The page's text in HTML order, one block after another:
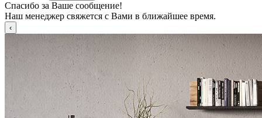
Спасибо за Ваше сообщение!
Наш менеджер свяжется с Вами в ближайшее время.